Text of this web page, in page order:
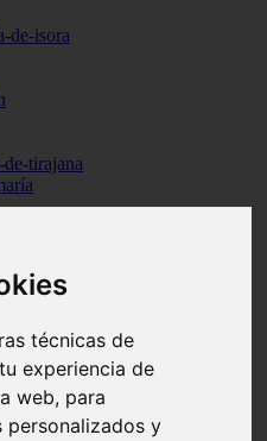
técnicas de
experiencia de
web, para
y
de-isora
tirajana